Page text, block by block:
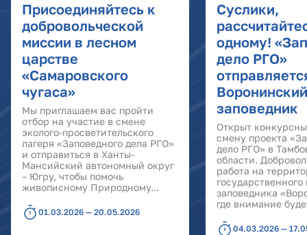
Присоединяйтесь к
добровольческой
миссии в лесном
царстве
«Самаровского
чугаса»
Мы приглашаем вас пройти
отбор на участие в смене
эколого-просветительского
лагеря «Заповедного дела РГО»
и отправиться в Ханты-
Мансийский автономный округ
– Югру, чтобы помочь
живописному Природному...
01.03.2026 — 20.05.2026
Суслики,
одному!
дело РГО»
Воронинский
заповедник
Открыт
смену проекта
дело РГО» в
области.
работа на
заповедника
где внимание
04.03.2026 —